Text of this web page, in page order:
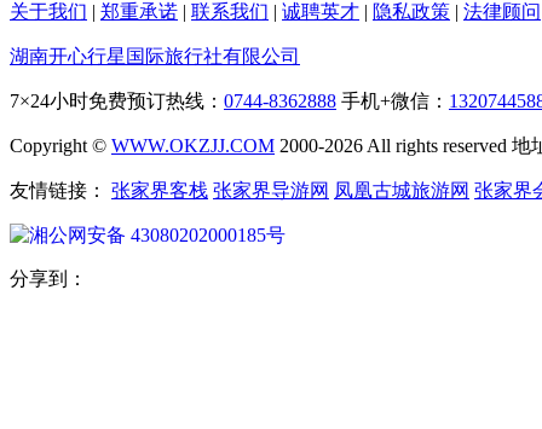
关于我们 | 郑重承诺 | 联系我们 | 诚聘英才 | 隐私政策 | 法律顾问
湖南开心行星国际旅行社有限公司
7×24小时免费预订热线： 0744-8362888 手机+微信：
Copyright © WWW.OKZJJ.COM 2000-2026 All rights reserved
友情链接： 张家界客栈 张家界导游网 凤凰古城旅游网 张家界
湘公网安备 43080202000185号
分享到：